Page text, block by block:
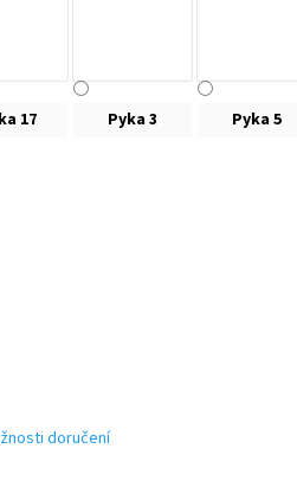
17 Pyka 3 Pyka 5
doručení